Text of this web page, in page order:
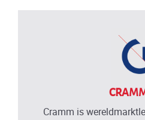
Cramm is